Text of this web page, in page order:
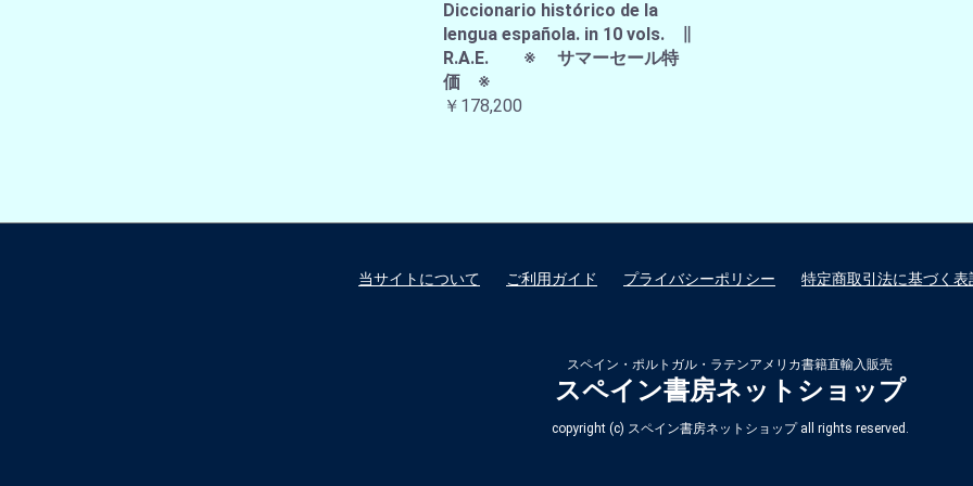
Diccionario histórico de la
lengua española. in 10 vols. ∥
R.A.E. ※ サマーセール特
価 ※
￥178,200
当サイトについて ご利用ガイド プライバシーポリシー 特定商取引法に基づく表
スペイン・ポルトガル・ラテンアメリカ書籍直輸入販売
スペイン書房ネットショップ
copyright (c) スペイン書房ネットショップ all rights reserved.